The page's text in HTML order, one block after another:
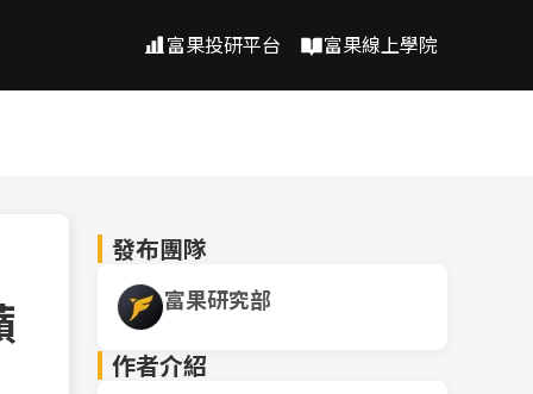
富果投研平台 富果線上學院
發布團隊
富果研究部
作者介紹